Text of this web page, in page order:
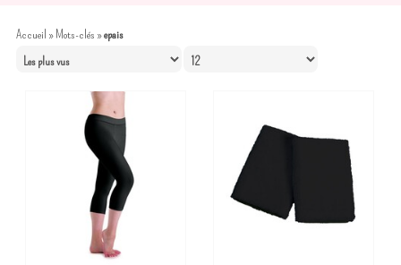
Accueil »Mots-clés »epais